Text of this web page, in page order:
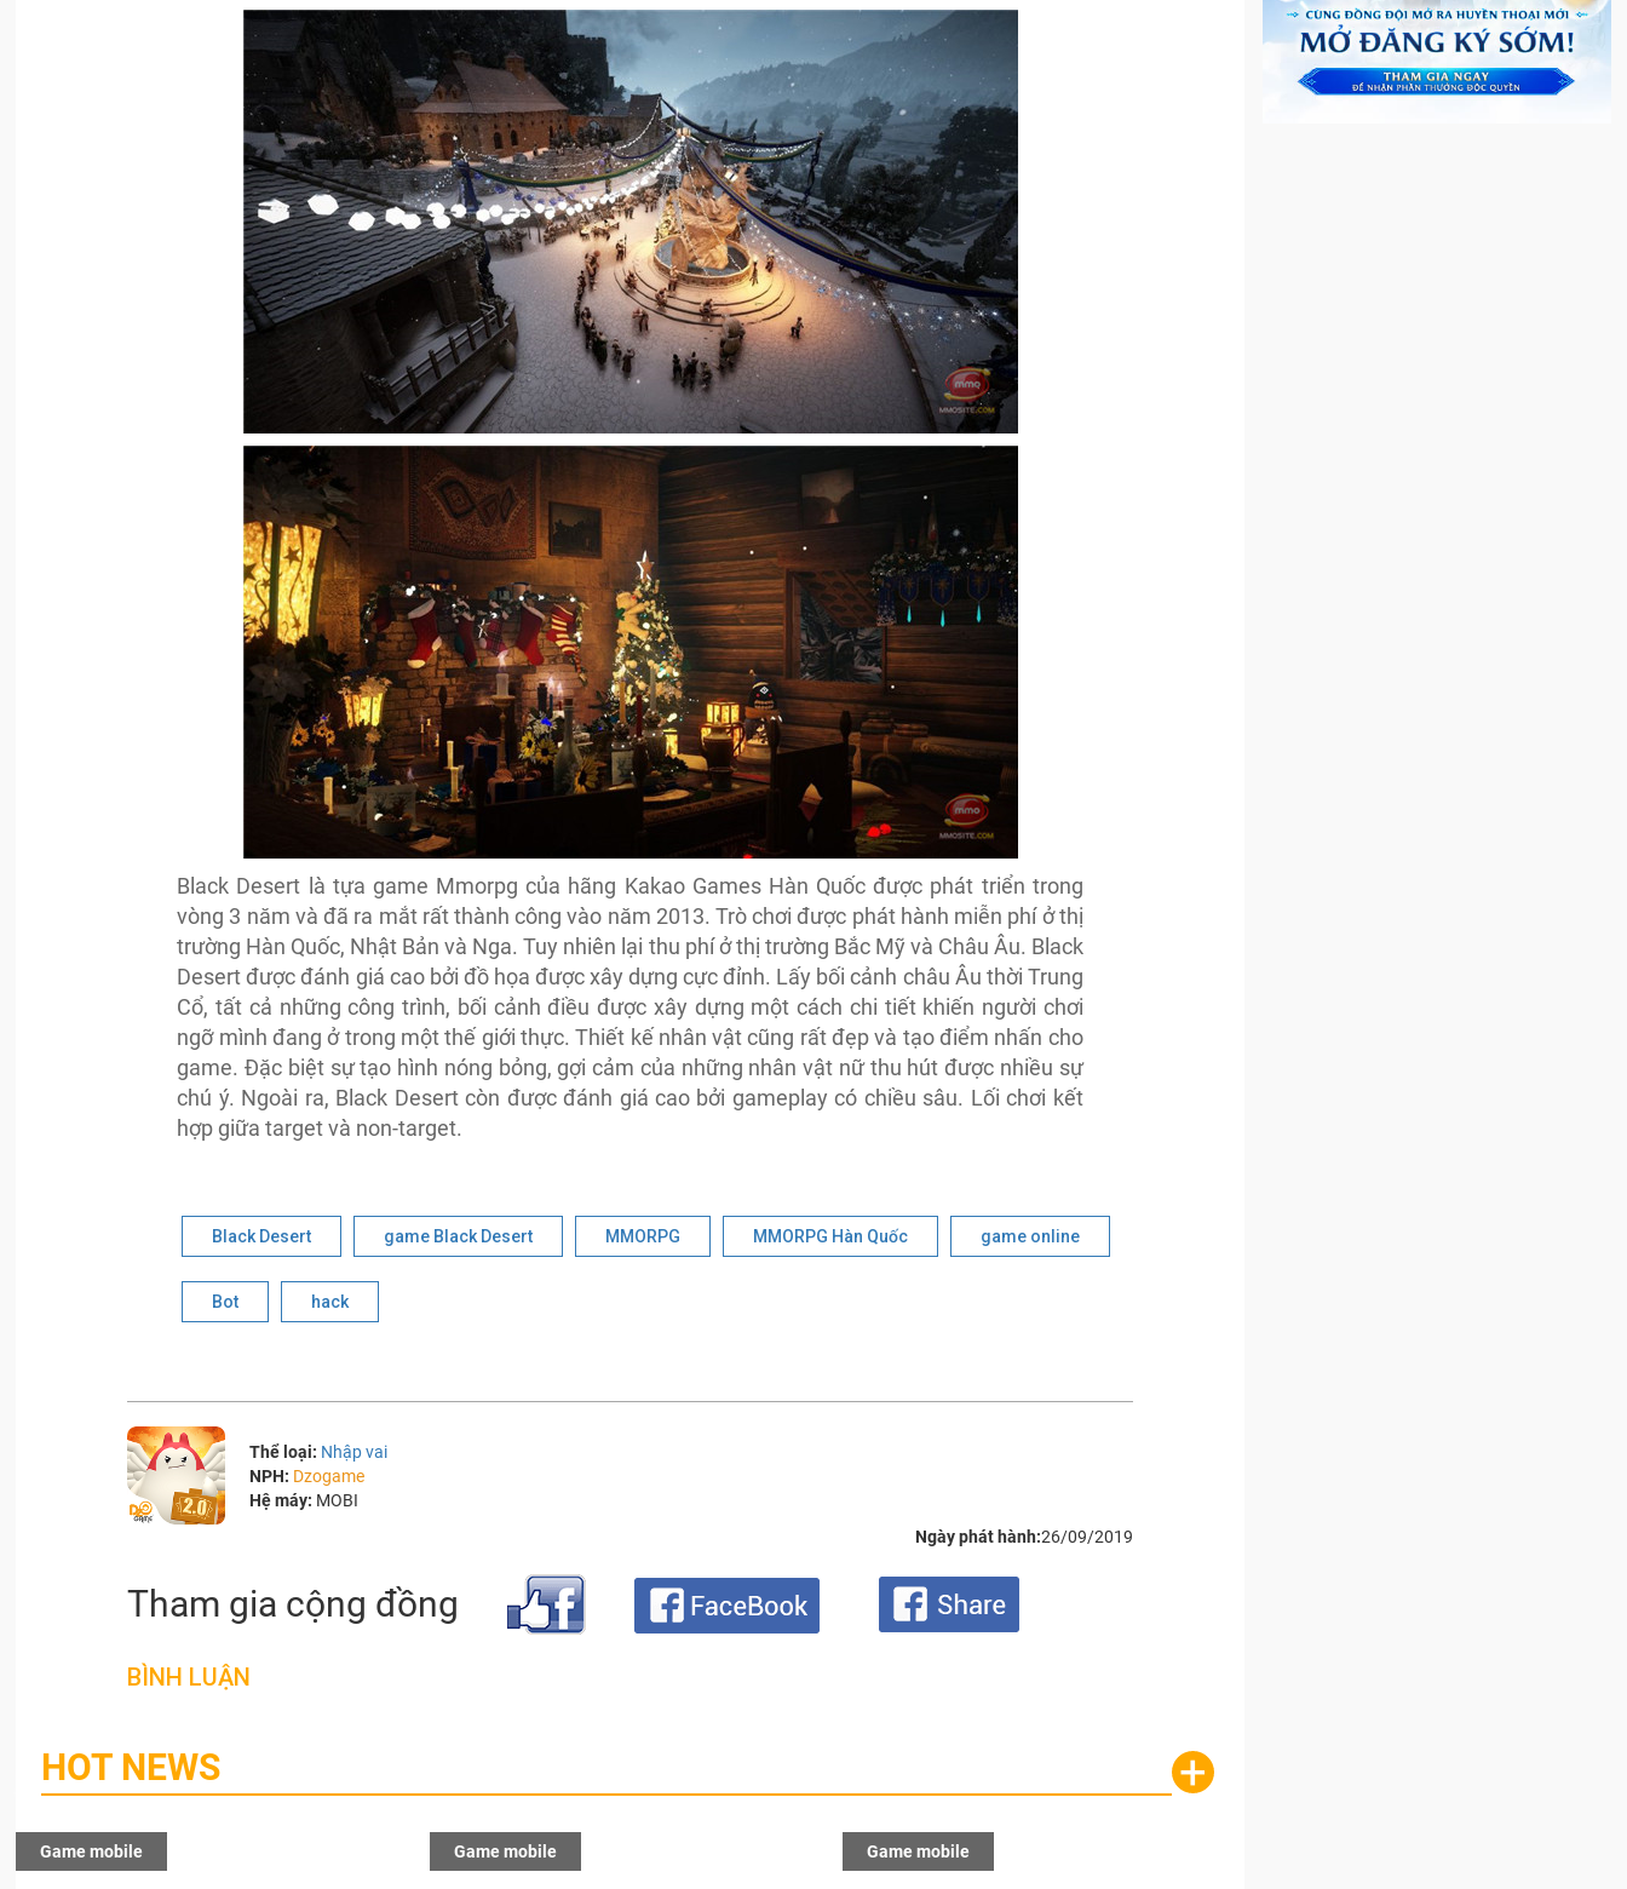
Black Desert là tựa game Mmorpg của hãng Kakao Games Hàn Quốc được phát triển trong
vòng 3 năm và đã ra mắt rất thành công vào năm 2013. Trò chơi được phát hành miễn phí ở thị
trường Hàn Quốc, Nhật Bản và Nga. Tuy nhiên lại thu phí ở thị trường Bắc Mỹ và Châu Âu. Black
Desert được đánh giá cao bởi đồ họa được xây dựng cực đỉnh. Lấy bối cảnh châu Âu thời Trung
Cổ, tất cả những công trình, bối cảnh điều được xây dựng một cách chi tiết khiến người chơi
ngỡ mình đang ở trong một thế giới thực. Thiết kế nhân vật cũng rất đẹp và tạo điểm nhấn cho
game. Đặc biệt sự tạo hình nóng bỏng, gợi cảm của những nhân vật nữ thu hút được nhiều sự
chú ý. Ngoài ra, Black Desert còn được đánh giá cao bởi gameplay có chiều sâu. Lối chơi kết
hợp giữa target và non-target.
Black Desert game Black Desert MMORPG MMORPG Hàn Quốc game online
Bot hack
Thể loại: Nhập vai
NPH: Dzogame
Hệ máy: MOBI
Ngày phát hành:26/09/2019
Tham gia cộng đồng
BÌNH LUẬN
HOT NEWS +
Game mobile Game mobile Game mobile